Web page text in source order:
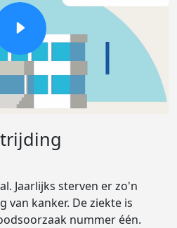
Jaarlijks sterven er zo'n
van kanker. De ziekte is
nummer één.